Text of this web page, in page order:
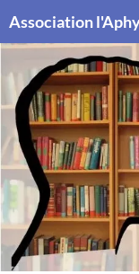
Association
CONTENU